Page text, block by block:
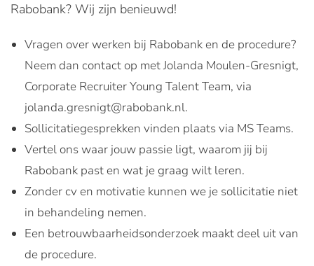
Rabobank? Wij zijn benieuwd!
Vragen over werken bij Rabobank en de procedure?
Neem dan contact op met Jolanda Moulen-Gresnigt,
Corporate Recruiter Young Talent Team, via
jolanda.gresnigt@rabobank.nl.
Sollicitatiegesprekken vinden plaats via MS Teams.
Vertel ons waar jouw passie ligt, waarom jij bij
Rabobank past en wat je graag wilt leren.
Zonder cv en motivatie kunnen we je sollicitatie niet
in behandeling nemen.
Een betrouwbaarheidsonderzoek maakt deel uit van
de procedure.